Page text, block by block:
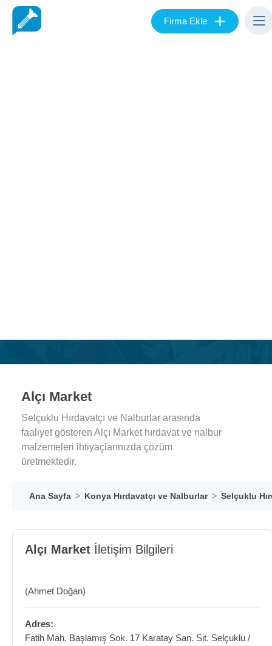
Firma Ekle +
Alçı Market
Selçuklu Hırdavatçı ve Nalburlar arasında
faaliyet gösteren Alçı Market hırdavat ve nalbur
malzemeleri ihtiyaçlarınızda çözüm
üretmektedir.
Ana Sayfa Konya Hırdavatçı ve Nalburlar Selçuklu
Alçı Market İletişim Bilgileri
(Ahmet Doğan)
Adres:
Fatih Mah. Başlamış Sok. 17 Karatay San. Sit. Selçuklu /